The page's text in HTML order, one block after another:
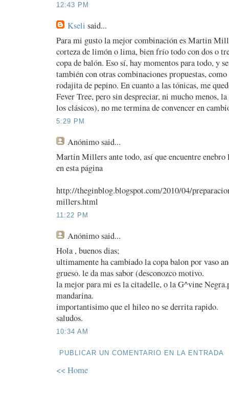
12:43 PM
Kseli said...
Para mi gusto la mejor combinación es Martin
corteza de limón o lima, bien frío todo con dos o
copa de balón. Eso sí, hay momentos para todo, y
también con otras combinaciones propuestas,
rodajita de pepino. En cuanto a las tónicas, me
Fever Tree, pero sin despreciar, ni mucho menos,
los clásicos), no me termina de convencer en
5:29 PM
Anónimosaid...
Martin Millers ante todo, así que encuentre
en esta página
http://theginblog.blogspot.com/2010/04/
millers.html
11:22 PM
Anónimosaid...
Hola , buenos dias;
ultimamente ha cambiado la copa balon por vaso
grueso. le da mas sabor (desconozco motivo.
la mejor para mi es la citadelle, o la G^vine
mandarina.
importantisimo que el hileo no se derrita rapido.
saludos.
10:34 AM
PUBLICAR UN COMENTARIO EN LA ENTRADA
<< Home